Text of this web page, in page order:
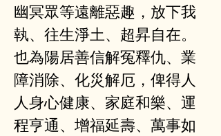
幽冥眾等遠離惡趣，放下我
執、往生淨土、超昇自在。
也為陽居善信解冤釋仇、業
障消除、化災解厄，俾得人
人身心健康、家庭和樂、運
程亨通、增福延壽、萬事如